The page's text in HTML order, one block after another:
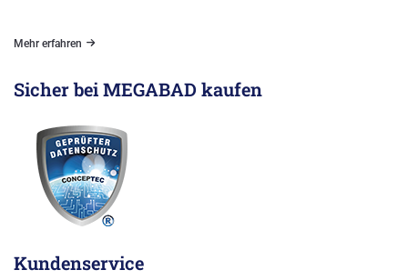
Mehr erfahren
Sicher bei MEGABAD kaufen
Kundenservice